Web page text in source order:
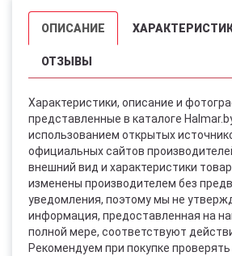
ОПИСАНИЕ
ОТЗЫВЫ
Характеристики, описание и
представленные в каталоге
использованием открытых
официальных сайтов
внешний вид и характеристики
изменены производителем без
уведомления, поэтому мы не
информация, предоставленная на
полной мере, соответствуют
Рекомендуем при покупке